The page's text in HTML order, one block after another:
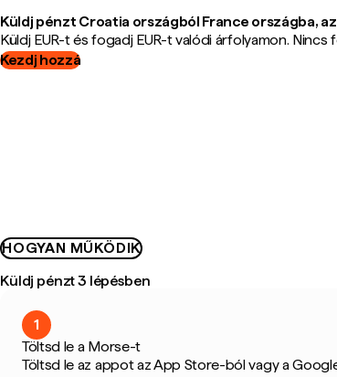
Küldj pénzt Croatia országból France országba,
Küldj EUR-t és fogadj EUR-t valódi árfolyamon. Nincs
Kezdj hozzá
HOGYAN MŰKÖDIK
Küldj pénzt 3 lépésben
1
Töltsd le a Morse-t
Töltsd le az appot az App Store-ból vagy a